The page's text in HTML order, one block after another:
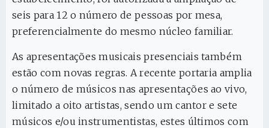
seis para 12 o número de pessoas por mesa,
preferencialmente do mesmo núcleo familiar.
As apresentações musicais presenciais também
estão com novas regras. A recente portaria amplia
o número de músicos nas apresentações ao vivo,
limitado a oito artistas, sendo um cantor e sete
músicos e/ou instrumentistas, estes últimos com